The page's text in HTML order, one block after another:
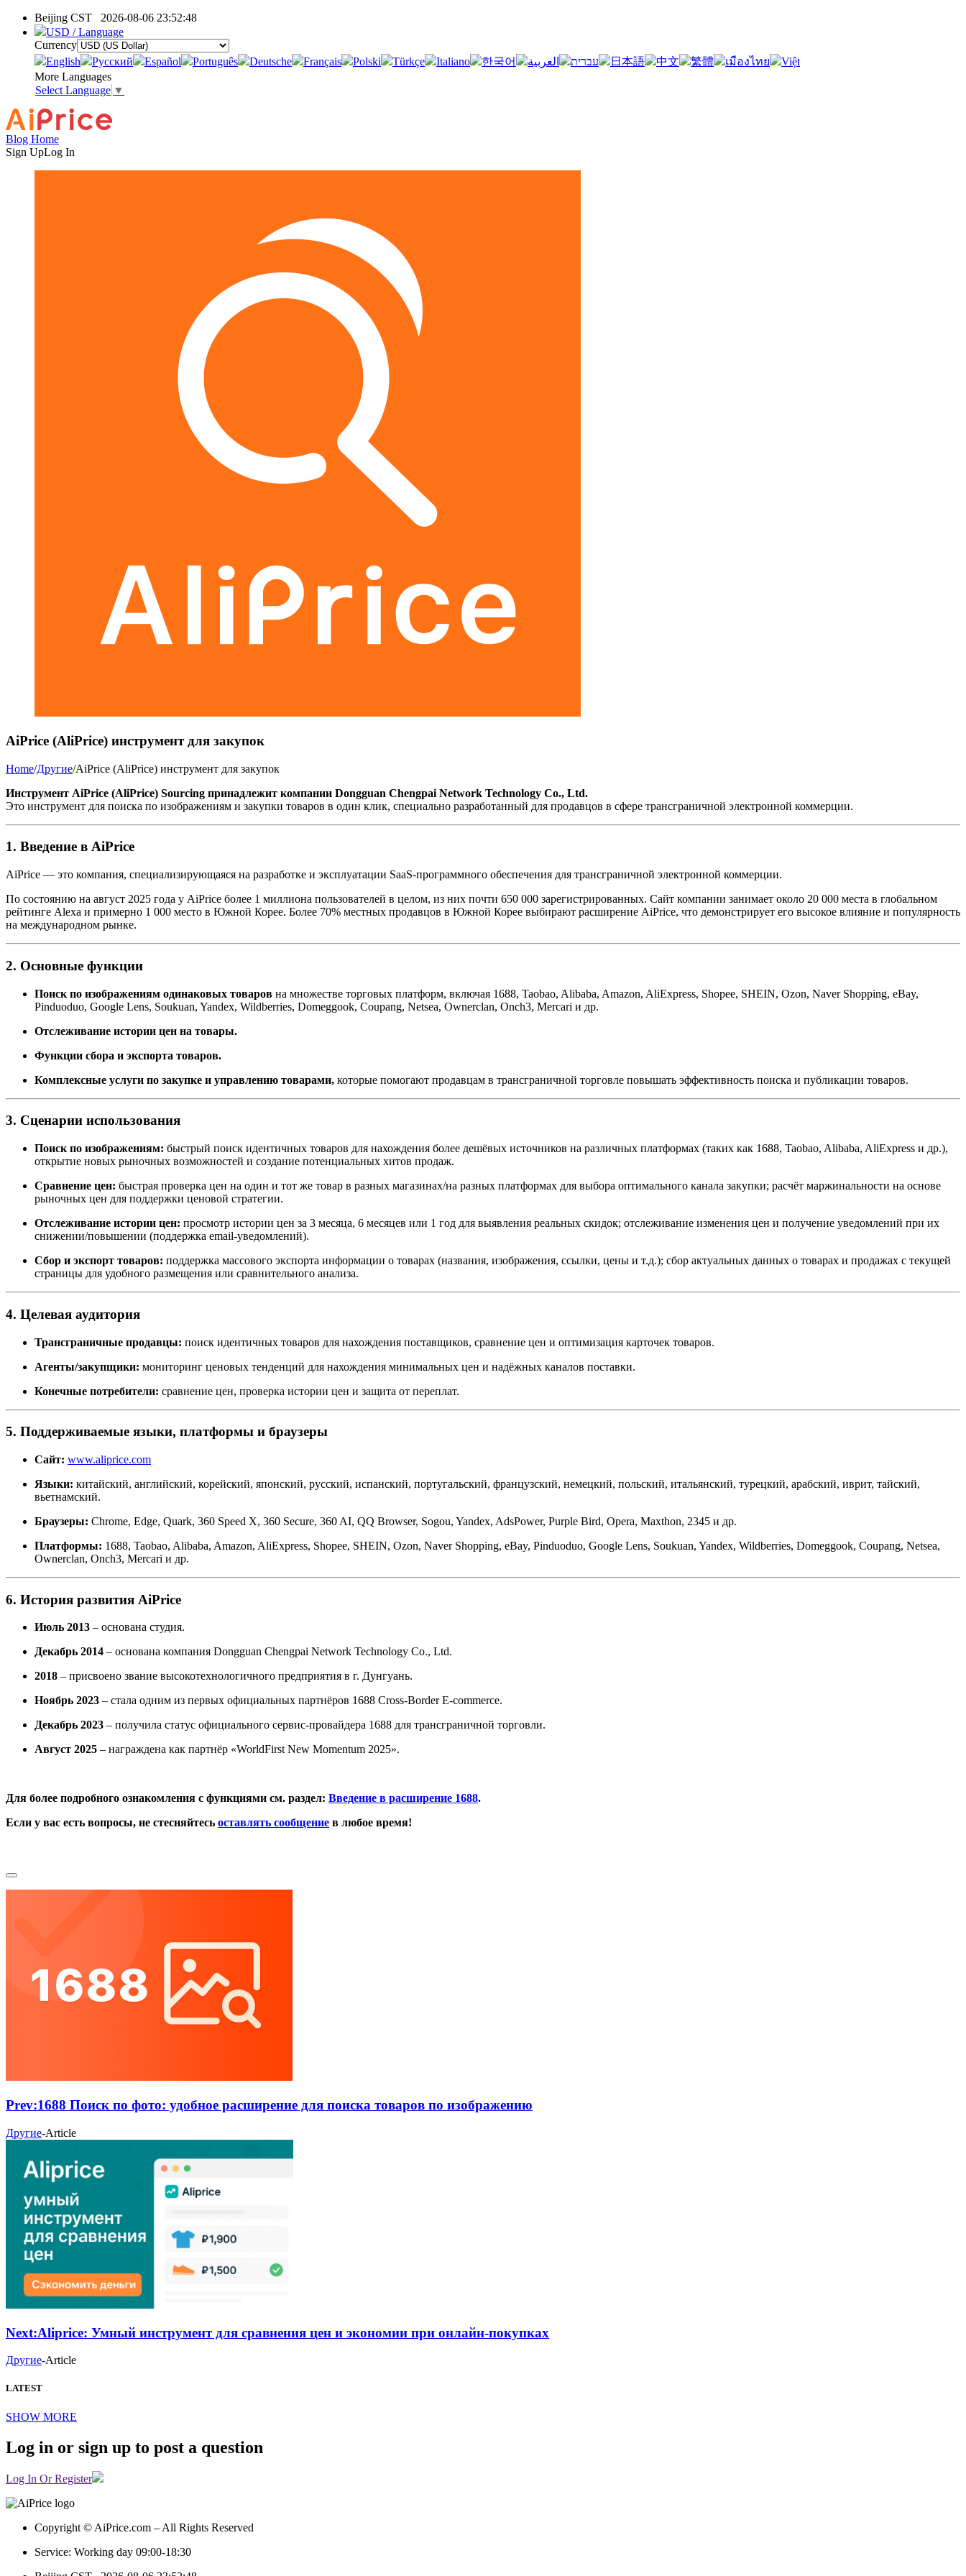
Beijing CST 2026-08-06 23:52:48
USD / Language
Currency
English
Pусский Español Português Deutsche Français Polski Türkçe Italiano 한국어 עברית العربية 日本語 中文 繁體 เมืองไทย
Việt
More Languages
Select Language ▼
Blog Home
Sign UpLog In
AiPrice (AliPrice) инструмент для закупок
Home/Другие/AiPrice (AliPrice) инструмент для закупок
Инструмент AiPrice (AliPrice) Sourcing принадлежит компании Dongguan Chengpai Network Technology Co., Ltd.
Это инструмент для поиска по изображениям и закупки товаров в один клик, специально разработанный для продавцов в сфере трансграничной электронной коммерции.
1. Введение в AiPrice
AiPrice — это компания, специализирующаяся на разработке и эксплуатации SaaS-программного обеспечения для трансграничной электронной коммерции.
По состоянию на август 2025 года у AiPrice более 1 миллиона пользователей в целом, из них почти 650 000 зарегистрированных. Сайт компании занимает около 20 000 места в глобальном
рейтинге Alexa и примерно 1 000 место в Южной Корее. Более 70% местных продавцов в Южной Корее выбирают расширение AiPrice, что демонстрирует его высокое влияние и популярность
на международном рынке.
2. Основные функции
Поиск по изображениям одинаковых товаров на множестве торговых платформ, включая 1688, Taobao, Alibaba, Amazon, AliExpress, Shopee, SHEIN, Ozon, Naver Shopping, eBay,
Pinduoduo, Google Lens, Soukuan, Yandex, Wildberries, Domeggook, Coupang, Netsea, Ownerclan, Onch3, Mercari и др.
Отслеживание истории цен на товары.
Функции сбора и экспорта товаров.
Комплексные услуги по закупке и управлению товарами, которые помогают продавцам в трансграничной торговле повышать эффективность поиска и публикации товаров.
3. Сценарии использования
Поиск по изображениям: быстрый поиск идентичных товаров для нахождения более дешёвых источников на различных платформах (таких как 1688, Taobao, Alibaba, AliExpress и др.),
открытие новых рыночных возможностей и создание потенциальных хитов продаж.
Сравнение цен: быстрая проверка цен на один и тот же товар в разных магазинах/на разных платформах для выбора оптимального канала закупки; расчёт маржинальности на основе
рыночных цен для поддержки ценовой стратегии.
Отслеживание истории цен: просмотр истории цен за 3 месяца, 6 месяцев или 1 год для выявления реальных скидок; отслеживание изменения цен и получение уведомлений при их
снижении/повышении (поддержка email-уведомлений).
Сбор и экспорт товаров: поддержка массового экспорта информации о товарах (названия, изображения, ссылки, цены и т.д.); сбор актуальных данных о товарах и продажах с текущей
страницы для удобного размещения или сравнительного анализа.
4. Целевая аудитория
Трансграничные продавцы: поиск идентичных товаров для нахождения поставщиков, сравнение цен и оптимизация карточек товаров.
Агенты/закупщики: мониторинг ценовых тенденций для нахождения минимальных цен и надёжных каналов поставки.
Конечные потребители: сравнение цен, проверка истории цен и защита от переплат.
5. Поддерживаемые языки, платформы и браузеры
Сайт: www.aliprice.com
Языки: китайский, английский, корейский, японский, русский, испанский, португальский, французский, немецкий, польский, итальянский, турецкий, арабский, иврит, тайский,
вьетнамский.
Браузеры: Chrome, Edge, Quark, 360 Speed X, 360 Secure, 360 AI, QQ Browser, Sogou, Yandex, AdsPower, Purple Bird, Opera, Maxthon, 2345 и др.
Платформы: 1688, Taobao, Alibaba, Amazon, AliExpress, Shopee, SHEIN, Ozon, Naver Shopping, eBay, Pinduoduo, Google Lens, Soukuan, Yandex, Wildberries, Domeggook, Coupang, Netsea,
Ownerclan, Onch3, Mercari и др.
6. История развития AiPrice
Июль 2013 – основана студия.
Декабрь 2014 – основана компания Dongguan Chengpai Network Technology Co., Ltd.
2018 – присвоено звание высокотехнологичного предприятия в г. Дунгуань.
Ноябрь 2023 – стала одним из первых официальных партнёров 1688 Cross-Border E-commerce.
Декабрь 2023 – получила статус официального сервис-провайдера 1688 для трансграничной торговли.
Август 2025 – награждена как партнёр «WorldFirst New Momentum 2025».
Для более подробного ознакомления с функциями см. раздел: Введение в расширение 1688.
Если у вас есть вопросы, не стесняйтесь оставлять сообщение в любое время!
Prev:1688 Поиск по фото: удобное расширение для поиска товаров по изображению
Другие-Article
Next:Aliprice: Умный инструмент для сравнения цен и экономии при онлайн-покупках
Другие-Article
LATEST
SHOW MORE
Log in or sign up to post a question
Log In Or Register
Copyright © AiPrice.com – All Rights Reserved
Service: Working day 09:00-18:30